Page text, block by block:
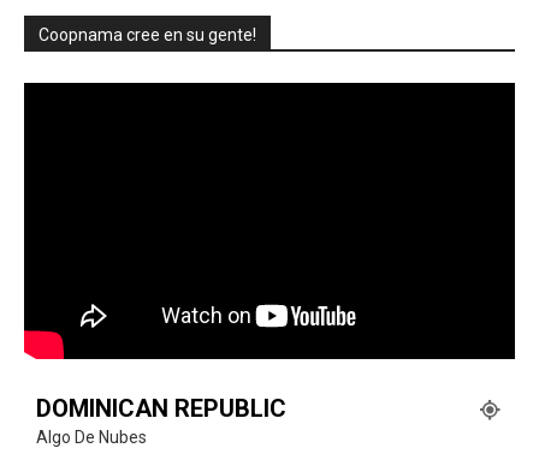
Coopnama cree en su gente!
DOMINICAN REPUBLIC
Algo De Nubes